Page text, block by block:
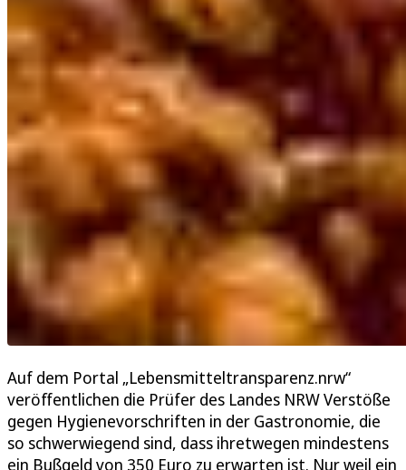
Auf dem Portal „Lebensmitteltransparenz.nrw“
veröffentlichen die Prüfer des Landes NRW Verstöße
gegen Hygienevorschriften in der Gastronomie, die
so schwerwiegend sind, dass ihretwegen mindestens
ein Bußgeld von 350 Euro zu erwarten ist. Nur weil ein